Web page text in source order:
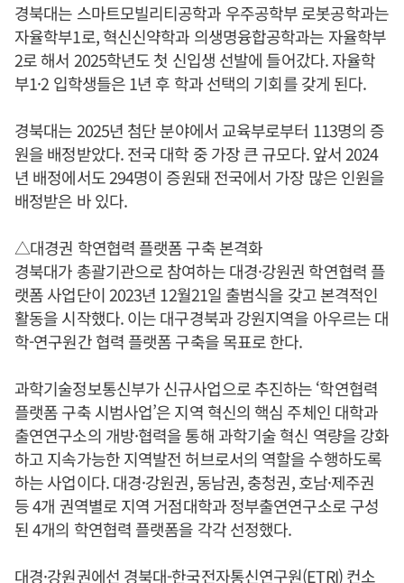
경북대는 스마트모빌리티공학과 우주공학부 로봇공학과는
자율학부1로, 혁신신약학과 의생명융합공학과는 자율학부
2로 해서 2025학년도 첫 신입생 선발에 들어갔다. 자율학
부1·2 입학생들은 1년 후 학과 선택의 기회를 갖게 된다.
경북대는 2025년 첨단 분야에서 교육부로부터 113명의 증
원을 배정받았다. 전국 대학 중 가장 큰 규모다. 앞서 2024
년 배정에서도 294명이 증원돼 전국에서 가장 많은 인원을
배정받은 바 있다.
△대경권 학연협력 플랫폼 구축 본격화
경북대가 총괄기관으로 참여하는 대경·강원권 학연협력 플
랫폼 사업단이 2023년 12월21일 출범식을 갖고 본격적인
활동을 시작했다. 이는 대구경북과 강원지역을 아우르는 대
학-연구원간 협력 플랫폼 구축을 목표로 한다.
과학기술정보통신부가 신규사업으로 추진하는 ‘학연협력
플랫폼 구축 시범사업’은 지역 혁신의 핵심 주체인 대학과
출연연구소의 개방·협력을 통해 과학기술 혁신 역량을 강화
하고 지속가능한 지역발전 허브로서의 역할을 수행하도록
하는 사업이다. 대경·강원권, 동남권, 충청권, 호남·제주권
등 4개 권역별로 지역 거점대학과 정부출연연구소로 구성
된 4개의 학연협력 플랫폼을 각각 선정했다.
대경·강원권에선 경북대-한국전자통신연구원(ETRI) 컨소